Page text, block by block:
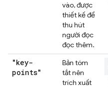
vào, được
thiết kế để
thu hút
người đọc
đọc thêm.
"key-
points"
Bản tóm
tắt nên
trích xuất